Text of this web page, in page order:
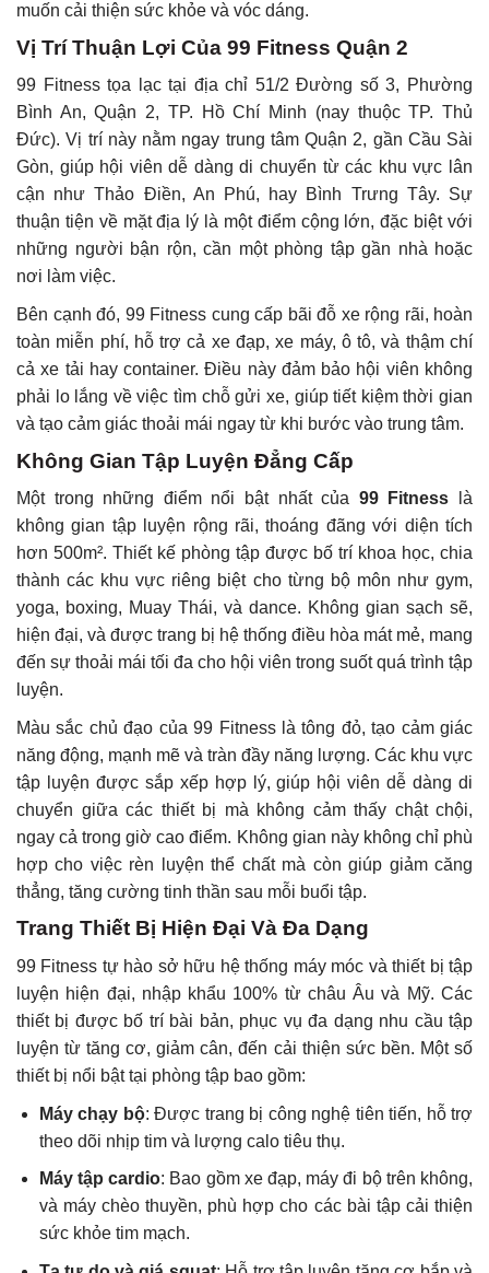
muốn cải thiện sức khỏe và vóc dáng.
Vị Trí Thuận Lợi Của 99 Fitness Quận 2
99 Fitness tọa lạc tại địa chỉ 51/2 Đường số 3, Phường
Bình An, Quận 2, TP. Hồ Chí Minh (nay thuộc TP. Thủ
Đức). Vị trí này nằm ngay trung tâm Quận 2, gần Cầu Sài
Gòn, giúp hội viên dễ dàng di chuyển từ các khu vực lân
cận như Thảo Điền, An Phú, hay Bình Trưng Tây. Sự
thuận tiện về mặt địa lý là một điểm cộng lớn, đặc biệt với
những người bận rộn, cần một phòng tập gần nhà hoặc
nơi làm việc.
Bên cạnh đó, 99 Fitness cung cấp bãi đỗ xe rộng rãi, hoàn
toàn miễn phí, hỗ trợ cả xe đạp, xe máy, ô tô, và thậm chí
cả xe tải hay container. Điều này đảm bảo hội viên không
phải lo lắng về việc tìm chỗ gửi xe, giúp tiết kiệm thời gian
và tạo cảm giác thoải mái ngay từ khi bước vào trung tâm.
Không Gian Tập Luyện Đẳng Cấp
Một trong những điểm nổi bật nhất của 99 Fitness là
không gian tập luyện rộng rãi, thoáng đãng với diện tích
hơn 500m². Thiết kế phòng tập được bố trí khoa học, chia
thành các khu vực riêng biệt cho từng bộ môn như gym,
yoga, boxing, Muay Thái, và dance. Không gian sạch sẽ,
hiện đại, và được trang bị hệ thống điều hòa mát mẻ, mang
đến sự thoải mái tối đa cho hội viên trong suốt quá trình tập
luyện.
Màu sắc chủ đạo của 99 Fitness là tông đỏ, tạo cảm giác
năng động, mạnh mẽ và tràn đầy năng lượng. Các khu vực
tập luyện được sắp xếp hợp lý, giúp hội viên dễ dàng di
chuyển giữa các thiết bị mà không cảm thấy chật chội,
ngay cả trong giờ cao điểm. Không gian này không chỉ phù
hợp cho việc rèn luyện thể chất mà còn giúp giảm căng
thẳng, tăng cường tinh thần sau mỗi buổi tập.
Trang Thiết Bị Hiện Đại Và Đa Dạng
99 Fitness tự hào sở hữu hệ thống máy móc và thiết bị tập
luyện hiện đại, nhập khẩu 100% từ châu Âu và Mỹ. Các
thiết bị được bố trí bài bản, phục vụ đa dạng nhu cầu tập
luyện từ tăng cơ, giảm cân, đến cải thiện sức bền. Một số
thiết bị nổi bật tại phòng tập bao gồm:
Máy chạy bộ: Được trang bị công nghệ tiên tiến, hỗ trợ
theo dõi nhịp tim và lượng calo tiêu thụ.
Máy tập cardio: Bao gồm xe đạp, máy đi bộ trên không,
và máy chèo thuyền, phù hợp cho các bài tập cải thiện
sức khỏe tim mạch.